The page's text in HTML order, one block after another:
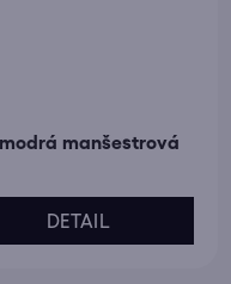
manšestrová
DETAIL